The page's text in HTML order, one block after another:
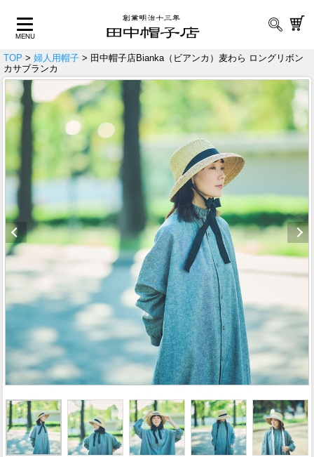
TOP > 婦人用帽子 > 田中帽子店Bianka（ビアンカ）麦わら ロングリボン
カサブランカ